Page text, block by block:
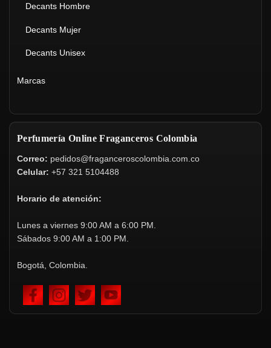
Decants Hombre
Decants Mujer
Decants Unisex
Marcas
Perfumería Online Fraganceros Colombia
Correo: pedidos@fraganceroscolombia.com.co
Celular: +57 321 5104488
Horario de atención:
Lunes a viernes 9:00 AM a 6:00 PM.
Sábados 9:00 AM a 1:00 PM.
Bogotá, Colombia.